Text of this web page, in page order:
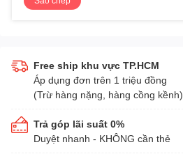
Free ship khu vực TP.HCM
Áp dụng đơn trên 1 triệu đồng
(Trừ hàng nặng, hàng cồng kềnh)
Trả góp lãi suất 0%
Duyệt nhanh - KHÔNG cần thẻ